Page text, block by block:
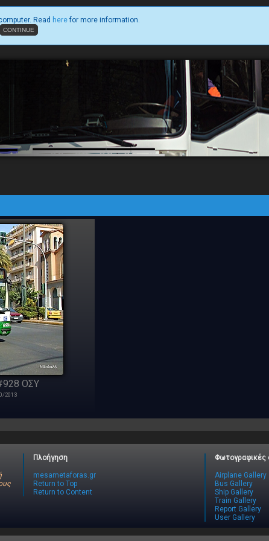
Read here for more information.
ΟΣΥ
2013
Πλοήγηση
mesametaforas.gr
Return to Top
Return to Content
Φωτογραφικές
Airplane Gallery
Bus Gallery
Ship Gallery
Train Gallery
Report Gallery
User Gallery